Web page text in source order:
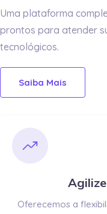
Uma plataforma
prontos para atender
tecnológicos.
Saiba Mais
Oferecemos a